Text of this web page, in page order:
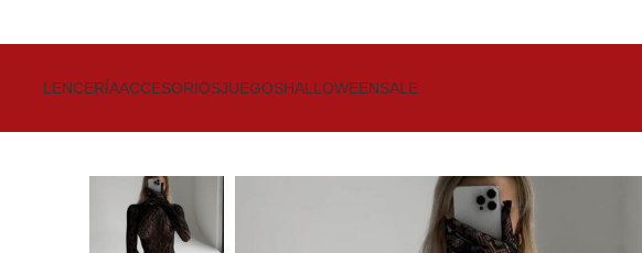
LENCERÍAACCESORIOSJUEGOSHALLOWEENSALE